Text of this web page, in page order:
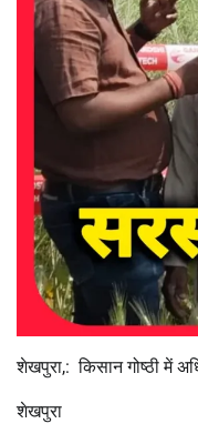
शेखपुरा,: किसान गोष्ठी में
शेखपुरा